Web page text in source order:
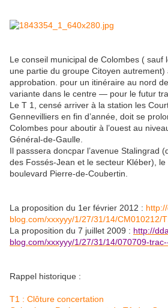
Le conseil municipal de Colombes ( sauf
une partie du groupe Citoyen autrement)
approbation. pour un itinéraire au nord
variante dans le centre — pour le futur
Le T 1, censé arriver à la station les
Gennevilliers en fin d’année, doit se
Colombes pour aboutir à l’ouest au
Général-de-Gaulle.
Il passsera doncpar l’avenue Stalingrad
des Fossés-Jean et le secteur Kléber),
boulevard Pierre-de-Coubertin.
La proposition du 1er février 2012 :
blog.com/xxxyyy/1/27/31/14/CM010212/
La proposition du 7 juillet 2009 : http://
blog.com/xxxyyy/1/27/31/14/070709-
Rappel historique :
T1 : Clôture concertation